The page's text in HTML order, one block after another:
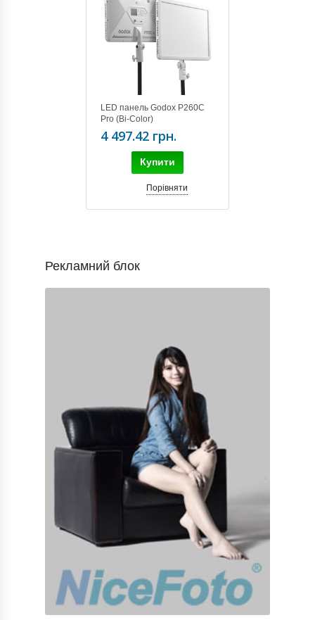
LED панель Godox P260C
Pro (Bi-Color)
4 497.42 грн.
Купити
Порівняти
Рекламний блок